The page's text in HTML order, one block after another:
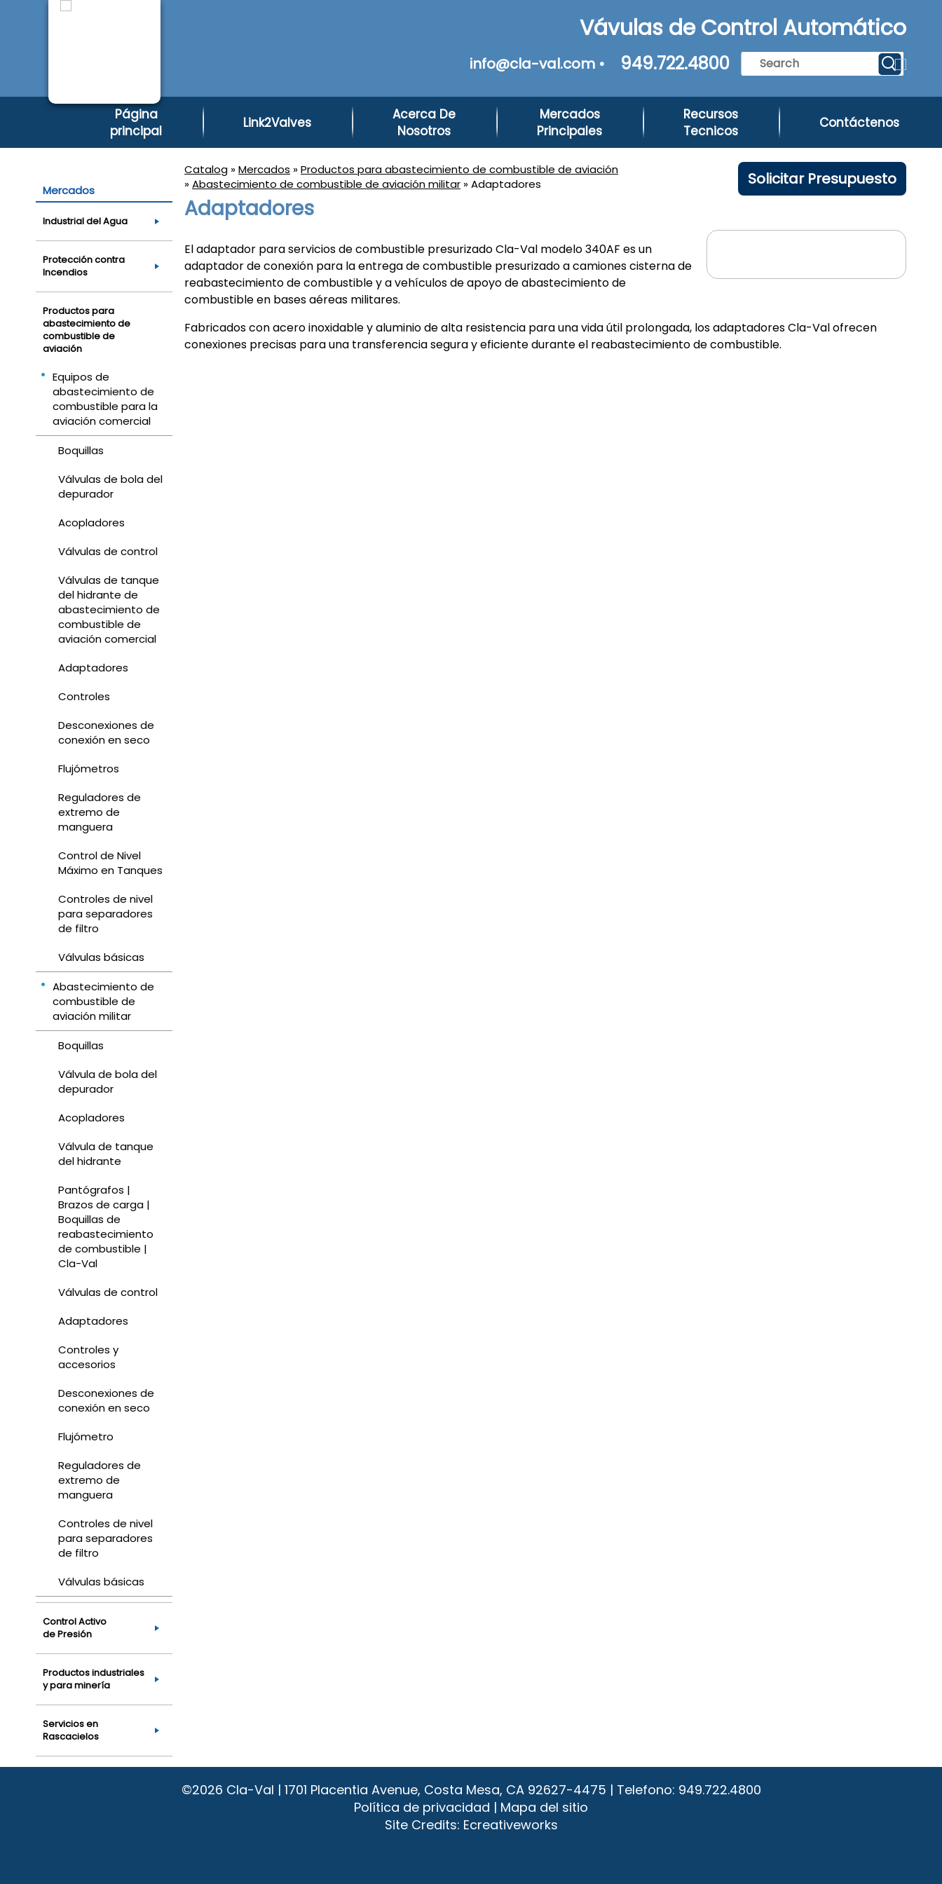
Vávulas de Control Automático
info@cla-val.com • 949.722.4800
Página
principal
Link2Valves
Acerca De
Nosotros
Mercados
Principales
Recursos
Tecnicos
Contáctenos
Solicitar Presupuesto
Catalog »Mercados »Productos para abastecimiento de combustible de aviación
»Abastecimiento de combustible de aviación militar » Adaptadores
Adaptadores
El adaptador para servicios de combustible presurizado Cla-Val modelo 340AF es un
adaptador de conexión para la entrega de combustible presurizado a camiones cisterna de
reabastecimiento de combustible y a vehículos de apoyo de abastecimiento de
combustible en bases aéreas militares.
Fabricados con acero inoxidable y aluminio de alta resistencia para una vida útil prolongada, los adaptadores Cla-Val ofrecen
conexiones precisas para una transferencia segura y eficiente durante el reabastecimiento de combustible.
Mercados
Industrial del Agua
Protección contra
Incendios
Productos para
abastecimiento de
combustible de
aviación
Equipos de
abastecimiento de
combustible para la
aviación comercial
Boquillas
Válvulas de bola del
depurador
Acopladores
Válvulas de control
Válvulas de tanque
del hidrante de
abastecimiento de
combustible de
aviación comercial
Adaptadores
Controles
Desconexiones de
conexión en seco
Flujómetros
Reguladores de
extremo de
manguera
Control de Nivel
Máximo en Tanques
Controles de nivel
para separadores
de filtro
Válvulas básicas
Abastecimiento de
combustible de
aviación militar
Boquillas
Válvula de bola del
depurador
Acopladores
Válvula de tanque
del hidrante
Pantógrafos |
Brazos de carga |
Boquillas de
reabastecimiento
de combustible |
Cla-Val
Válvulas de control
Adaptadores
Controles y
accesorios
Desconexiones de
conexión en seco
Flujómetro
Reguladores de
extremo de
manguera
Controles de nivel
para separadores
de filtro
Válvulas básicas
Control Activo
de Presión
Productos industriales
y para minería
Servicios en
Rascacielos
©2026 Cla-Val | 1701 Placentia Avenue, Costa Mesa, CA 92627-4475 | Telefono: 949.722.4800
Política de privacidad | Mapa del sitio
Site Credits: Ecreativeworks